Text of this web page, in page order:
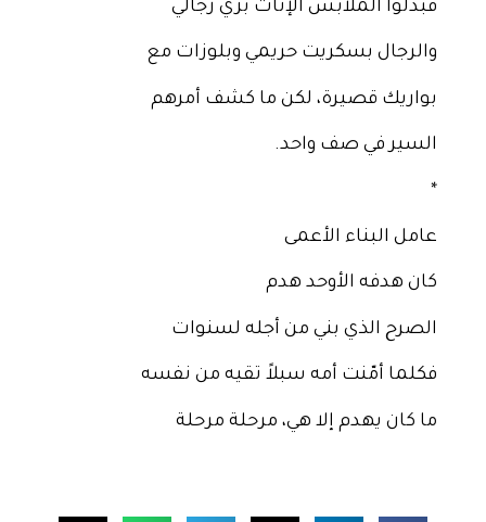
فبدلوا الملابس الإناث بزي رجالي
والرجال بسكريت حريمي وبلوزات مع
بواريك قصيرة، لكن ما كشف أمرهم
السير في صف واحد.
*
عامل البناء الأعمى
كان هدفه الأوحد هدم
الصرح الذي بني من أجله لسنوات
فكلما أمّنت أمه سبلاً تقيه من نفسه
ما كان يهدم إلا هي، مرحلة مرحلة